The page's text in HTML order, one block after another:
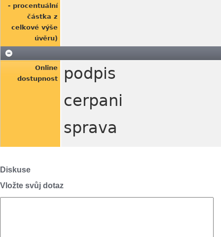
- procentuální
částka z
celkové výše
úvěru)
Online
dostupnost
podpis
cerpani
sprava
Diskuse
Vložte svůj dotaz